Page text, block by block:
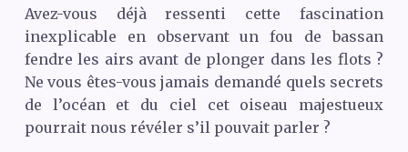
Avez-vous déjà ressenti cette fascination
inexplicable en observant un fou de bassan
fendre les airs avant de plonger dans les flots ?
Ne vous êtes-vous jamais demandé quels secrets
de l’océan et du ciel cet oiseau majestueux
pourrait nous révéler s’il pouvait parler ?